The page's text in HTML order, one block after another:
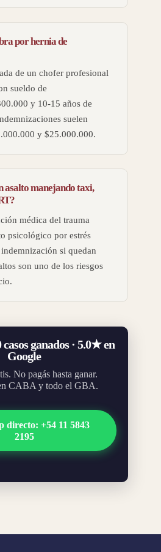
por hernia de
de un chofer profesional
sueldo de
y 10-15 años de
suelen
y $25.000.000.
asalto manejando taxi,
médica del trauma
psicológico por estrés
si quedan
son uno de los riesgos
casos ganados · 5.0★ en
Google
No pagás hasta ganar.
CABA y todo el GBA.
directo: +54 11 5843
2195